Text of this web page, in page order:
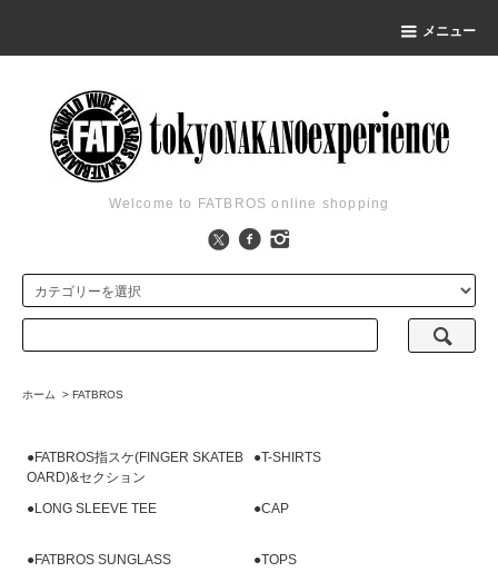
メニュー
Welcome to FATBROS online shopping
ホーム > FATBROS
●FATBROS指スケ(FINGER SKATEB
OARD)&セクション
●T-SHIRTS
●LONG SLEEVE TEE ●CAP
●FATBROS SUNGLASS
●TOPS